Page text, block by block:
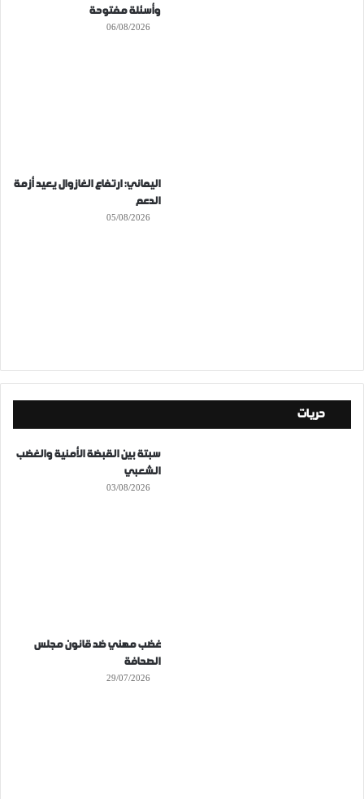
وأسئلة مفتوحة
06/08/2026
اليماني: ارتفاع الغازوال يعيد أزمة
الدعم
05/08/2026
حريات
سبتة بين القبضة الأمنية والغضب
الشعبي
03/08/2026
غضب مهني ضد قانون مجلس
الصحافة
29/07/2026